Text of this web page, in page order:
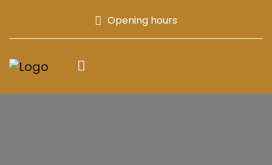
Opening hours